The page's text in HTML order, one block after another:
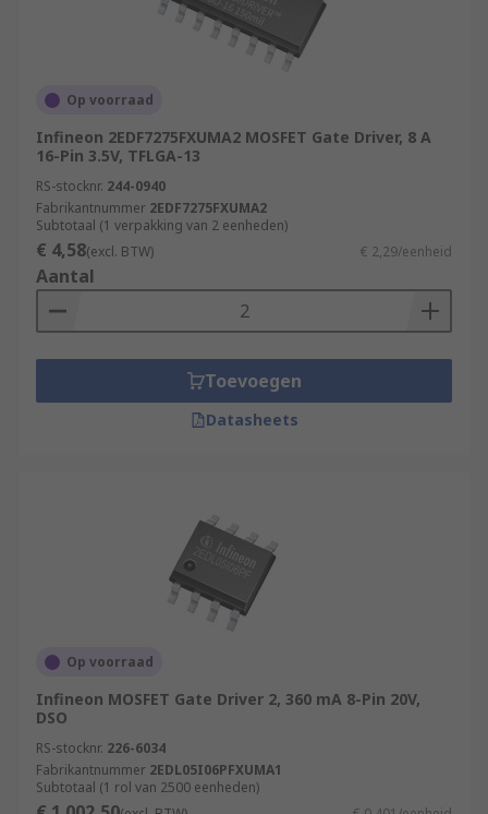
Op voorraad
Infineon 2EDF7275FXUMA2 MOSFET Gate Driver, 8 A
16-Pin 3.5V, TFLGA-13
RS-stocknr. 244-0940
Fabrikantnummer 2EDF7275FXUMA2
Subtotaal (1 verpakking van 2 eenheden)
€ 4,58(excl. BTW) € 2,29/eenheid
Aantal
Toevoegen
Datasheets
Op voorraad
Infineon MOSFET Gate Driver 2, 360 mA 8-Pin 20V,
DSO
RS-stocknr. 226-6034
Fabrikantnummer 2EDL05I06PFXUMA1
Subtotaal (1 rol van 2500 eenheden)